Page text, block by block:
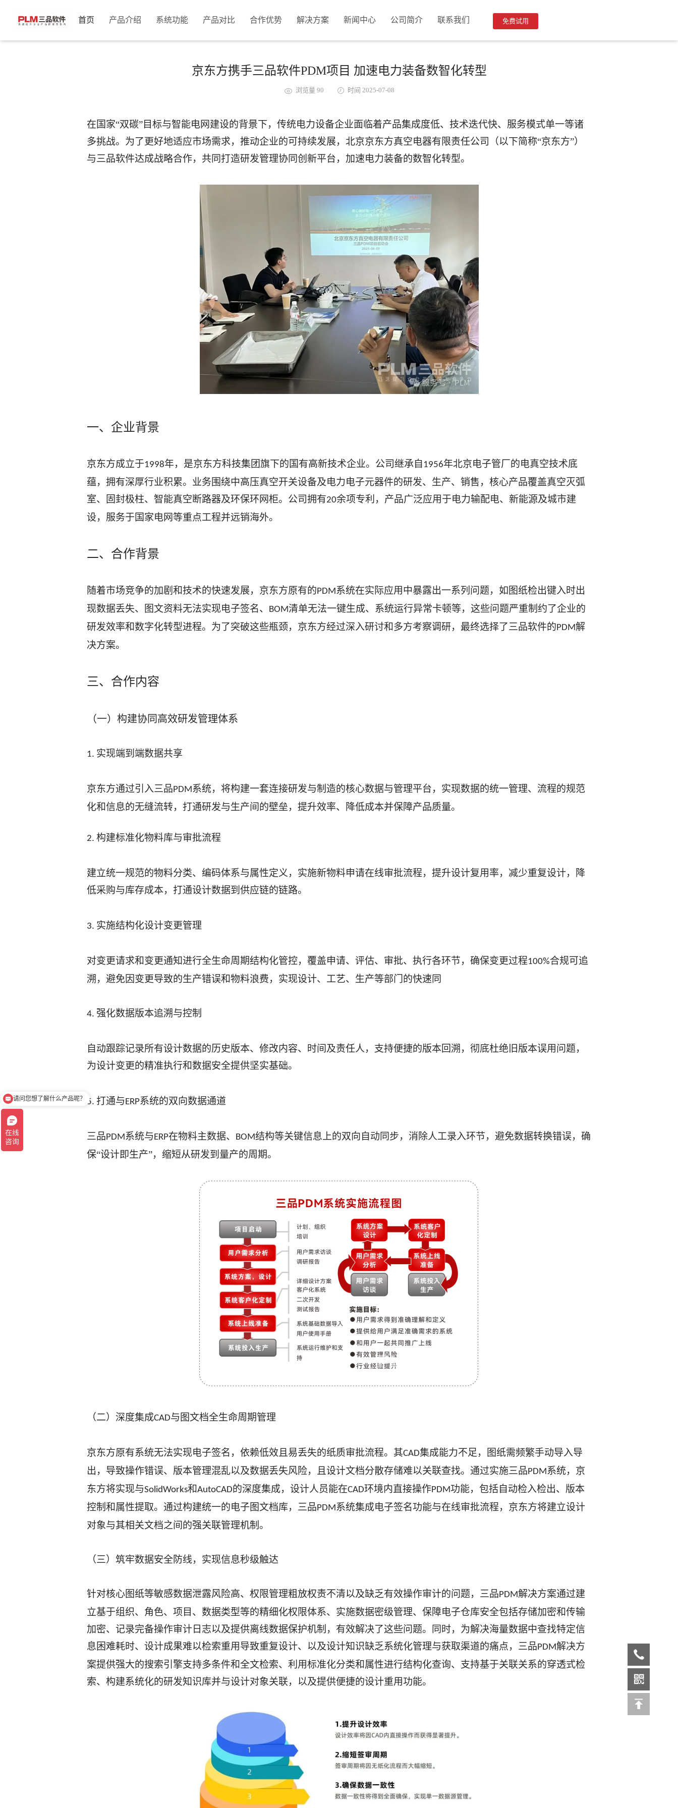
首页 产品介绍 系统功能 产品对比 合作优势 解决方案 新闻中心 公司简介 联系我们 免费试用
首页 >> 新闻中心 >>公司动态
京东方携手三品软件PDM项目 加速电力装备数智化转型
浏览量 90 时间 2025-07-08
在国家“双碳”目标与智能电网建设的背景下，传统电力设备企业面临着产品集成度低、技术迭代快、服务模式单一等诸
多挑战。为了更好地适应市场需求，推动企业的可持续发展，北京京东方真空电器有限责任公司（以下简称“京东方”）
与三品软件达成战略合作，共同打造研发管理协同创新平台，加速电力装备的数智化转型。
一、企业背景
京东方成立于1998年，是京东方科技集团旗下的国有高新技术企业。公司继承自1956年北京电子管厂的电真空技术底
蕴，拥有深厚行业积累。业务围绕中高压真空开关设备及电力电子元器件的研发、生产、销售，核心产品覆盖真空灭弧
室、固封极柱、智能真空断路器及环保环网柜。公司拥有20余项专利，产品广泛应用于电力输配电、新能源及城市建
设，服务于国家电网等重点工程并远销海外。
二、合作背景
随着市场竞争的加剧和技术的快速发展，京东方原有的 PDM 系统在实际应用中暴露出一系列问题，如图纸检出键入时出
现数据丢失、图文资料无法实现电子签名、
BOM清单无法一键生成、系统运行异常卡顿等，这些问题严重制约了企业的
研发效率和数字化转型进程。为了突破这些瓶颈，京东方经过深入研讨和多方考察调研，最终选择了三品软件的 PDM解
决方案。
三、合作内容
（一）构建协同高效研发管理体系
1. 实现端到端数据共享
京东方通过引入三品 PDM 系统，将构建一套连接研发与制造的核心数据与管理平台，实现数据的统一管理、流程的规范
化和信息的无缝流转，打通研发与生产间的壁垒，提升效率、降低成本并保障产品质量。
2. 构建标准化物料库与审批流程
建立统一规范的物料分类、编码体系与属性定义，实施新物料申请在线审批流程，提升设计复用率，减少重复设计，降
低采购与库存成本，打通设计数据到供应链的链路。
3. 实施结构化设计变更管理
对变更请求和变更通知进行全生命周期结构化管控，覆盖申请、评估、审批、执行各环节，确保变更过程100%合规可追
溯，避免因变更导致的生产错误和物料浪费，实现设计、工艺、生产等部门的快速同
4. 强化数据版本追溯与控制
自动跟踪记录所有设计数据的历史版本、修改内容、时间及责任人，支持便捷的版本回溯，彻底杜绝旧版本误用问题，
为设计变更的精准执行和数据安全提供坚实基础。
5. 打通与 ERP系统的双向数据通道
三品 PDM 系统与 ERP在物料主数据、 BOM结构等关键信息上的双向自动同步，消除人工录入环节，避免数据转换错误，确
保“设计即生产”，缩短从研发到量产的周期。
（二）深度集成CAD与图文档全生命周期管理
京东方原有系统无法实现电子签名，依赖低效且易丢失的纸质审批流程。其CAD集成能力不足，图纸需频繁手动导入导
出，导致操作错误、版本管理混乱以及数据丢失风险，且设计文档分散存储难以关联查找。通过实施三品 PDM 系统，京
东方将实现与SolidWorks和AutoCAD的深度集成，设计人员能在CAD环境内直接操作PDM功能，包括自动检入检出、版本
控制和属性提取。通过构建统一的电子图文档库，三品 PDM 系统集成电子签名功能与在线审批流程，京东方将建立设计
对象与其相关文档之间的强关联管理机制。
（三）筑牢数据安全防线，实现信息秒级触达
针对核心图纸等敏感数据泄露风险高、权限管理粗放权责不清以及缺乏有效操作审计的问题，三品 PDM解决方案通过建
立基于组织、角色、项目、数据类型等的精细化权限体系、实施数据密级管理、保障电子仓库安全包括存储加密和传输
加密、记录完备操作审计日志以及提供离线数据保护机制，有效解决了这些问题。同时，为解决海量数据中查找特定信
息困难耗时、设计成果难以检索重用导致重复设计、以及设计知识缺乏系统化管理与获取渠道的痛点，三品 PDM解决方
案提供强大的搜索引擎支持多条件和全文检索、利用标准化分类和属性进行结构化查询、支持基于关联关系的穿透式检
索、构建系统化的研发知识库并与设计对象关联，以及提供便捷的设计重用功能。
咱们产品可以试用哦！